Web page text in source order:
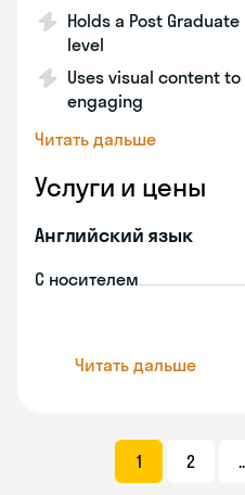
Holds a Post
level
Uses visual content
engaging
Читать дальше
Услуги и цены
Английский язык
С носителем
Читать дальше
1 2